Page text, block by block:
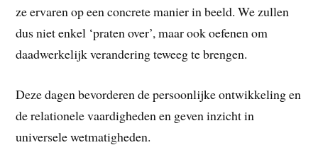
ze ervaren op een concrete manier in beeld. We zullen
dus niet enkel ‘praten over’, maar ook oefenen om
daadwerkelijk verandering teweeg te brengen.
Deze dagen bevorderen de persoonlijke ontwikkeling en
de relationele vaardigheden en geven inzicht in
universele wetmatigheden.